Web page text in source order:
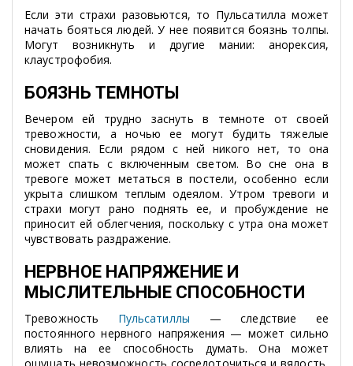
Если эти страхи разовьются, то Пульсатилла может
начать бояться людей. У нее появится боязнь толпы.
Могут возникнуть и другие мании: анорексия,
клаустрофобия.
БОЯЗНЬ ТЕМНОТЫ
Вечером ей трудно заснуть в темноте от своей
тревожности, а ночью ее могут будить тяжелые
сновидения. Если рядом с ней никого нет, то она
может спать с включенным светом. Во сне она в
тревоге может метаться в постели, особенно если
укрыта слишком теплым одеялом. Утром тревоги и
страхи могут рано поднять ее, и пробуждение не
приносит ей облегчения, поскольку с утра она может
чувствовать раздражение.
НЕРВНОЕ НАПРЯЖЕНИЕ И
МЫСЛИТЕЛЬНЫЕ СПОСОБНОСТИ
Тревожность Пульсатиллы — следствие ее
постоянного нервного напряжения — может сильно
влиять на ее способность думать. Она может
ощущать невозможность сосредоточиться и вялость,